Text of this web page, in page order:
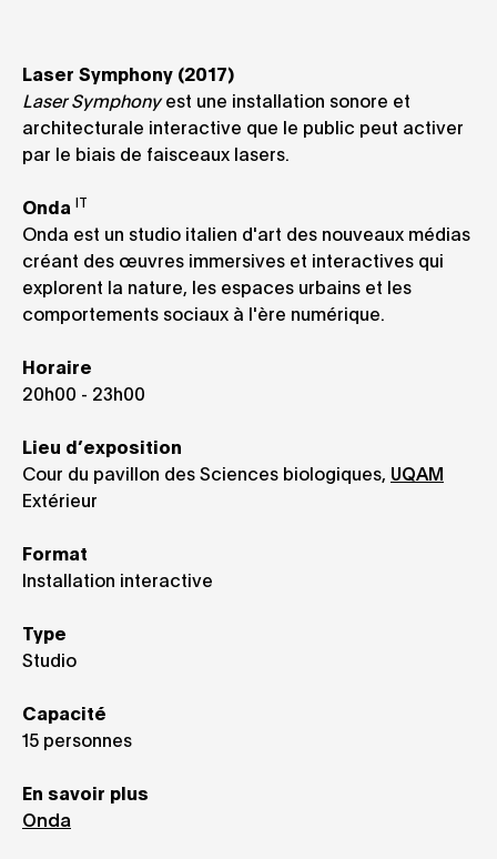
Laser Symphony (2017)
Laser Symphonyest une installation sonore et
architecturale interactive que le public peut activer
par le biais de faisceaux lasers.
Onda IT
Onda est un studio italien d'art des nouveaux médias
créant des œuvres immersives et interactives qui
explorent la nature, les espaces urbains et les
comportements sociaux à l'ère numérique.
Horaire
20h00 - 23h00
Lieu d’exposition
Cour du pavillon des Sciences biologiques, UQAM
Extérieur
Format
Installation interactive
Type
Studio
Capacité
15 personnes
En savoir plus
Onda